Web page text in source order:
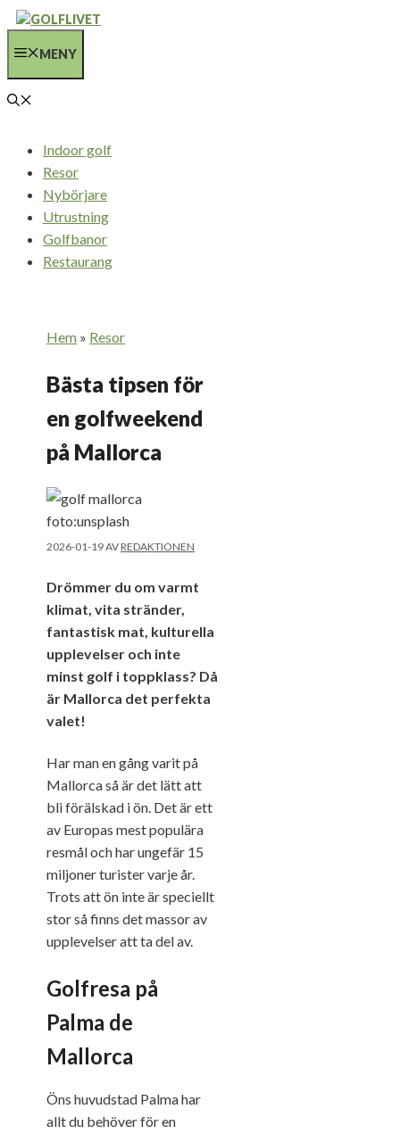
Hoppa
innehållMENY
Indoor golf
Resor
Nybörjare
Utrustning
Golfbanor
Restaurang
Hem » Resor
Bästa tipsen för
en golfweekend
på Mallorca
2026-01-19AVREDAKTIONEN
Drömmer du om varmt
klimat, vita stränder,
fantastisk mat, kulturella
upplevelser och inte
minst golf i toppklass? Då
är Mallorca det perfekta
valet!
Har man en gång varit på
Mallorca så är det lätt att
bli förälskad i ön. Det är ett
av Europas mest populära
resmål och har ungefär 15
miljoner turister varje år.
Trots att ön inte är speciellt
stor så finns det massor av
upplevelser att ta del av.
Golfresa på
Palma de
Mallorca
Öns huvudstad Palma har
allt du behöver för en